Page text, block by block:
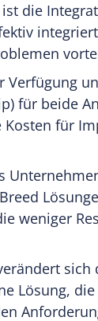
die
Verfügung
für beide
für
weniger
sich
Lösung,